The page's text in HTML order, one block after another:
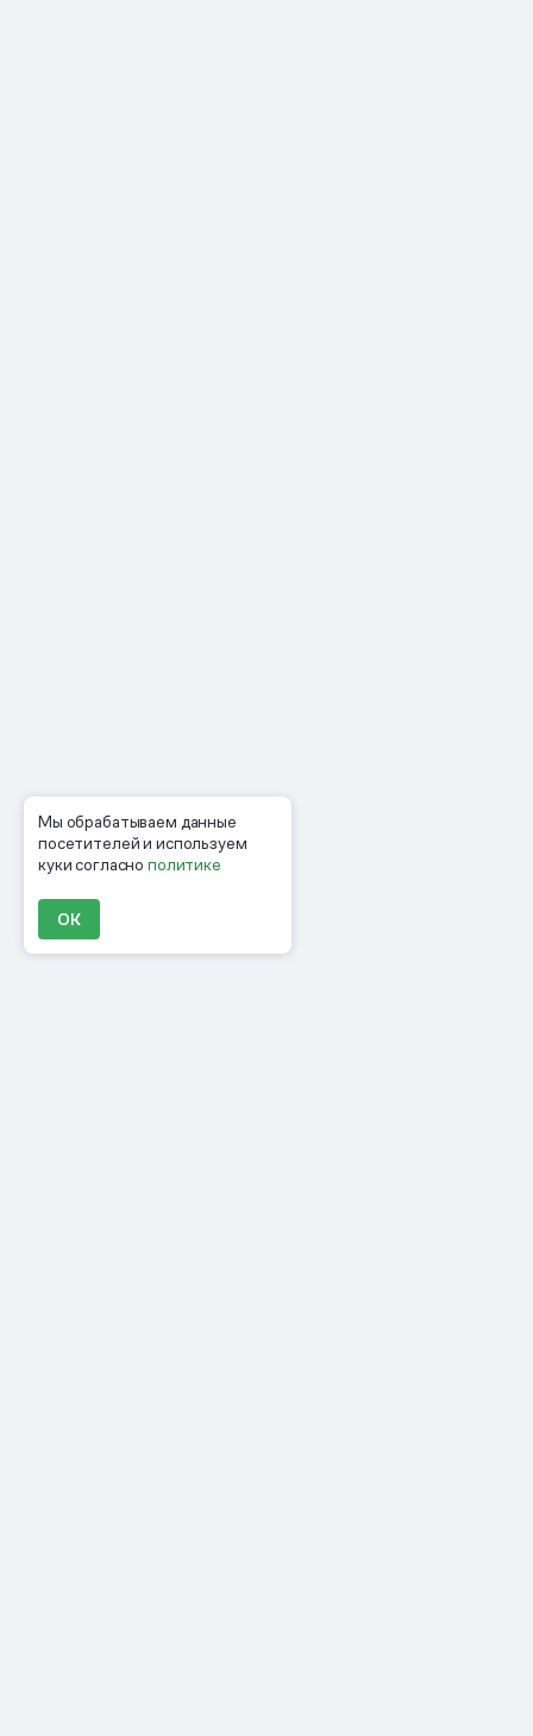
Мы обрабатываем данные
посетителей и используем
куки согласнополитике
ОК